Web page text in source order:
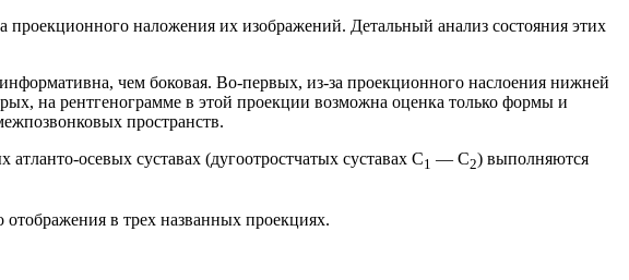
проекционного наложения их изображений. Детальный анализ состояния этих
чем боковая. Во-первых, из-за проекционного наслоения нижней
на рентгенограмме в этой проекции возможна оценка только формы и
пространств.
осевых суставах (дугоотростчатых суставах С1 — С2) выполняются
в трех названных проекциях.